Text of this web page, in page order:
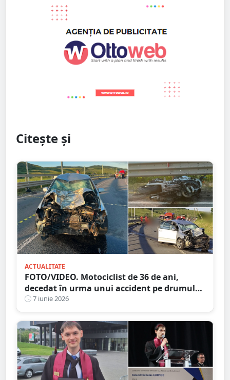
Citește și
ACTUALITATE
FOTO/VIDEO. Motociclist de 36 de ani,
decedat în urma unui accident pe drumul
Satu Mare - Cluj
7 iunie 2026